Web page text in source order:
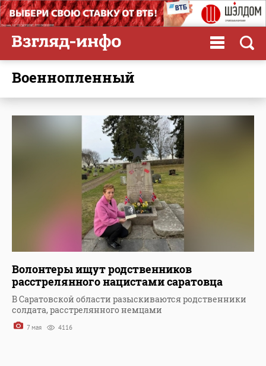
военнопленный
Волонтеры ищут родственников
расстрелянного нацистами саратовца
В Саратовской области разыскиваются родственники
солдата, расстрелянного немцами
7 мая 4116